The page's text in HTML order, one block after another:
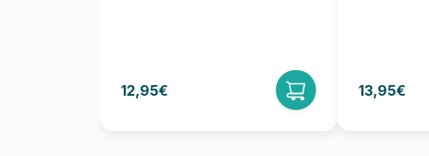
12,95€ 13,95€